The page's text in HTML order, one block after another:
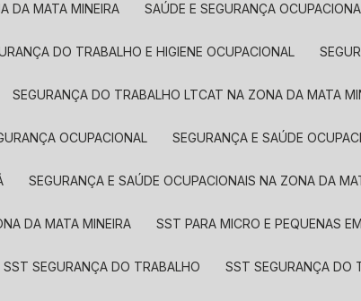
DA MATA MINEIRA SAÚDE E SEGURANÇA
DO TRABALHO E HIGIENE OCUPACIONAL
SEGURANÇA DO TRABALHO LTCAT NA ZONA DA MATA
OCUPACIONAL SEGURANÇA E SAÚDE
SEGURANÇA E SAÚDE OCUPACIONAIS NA ZONA DA
DA MATA MINEIRA SST PARA MICRO E PEQUENAS
SST SEGURANÇA DO TRABALHO SST SEGURANÇA